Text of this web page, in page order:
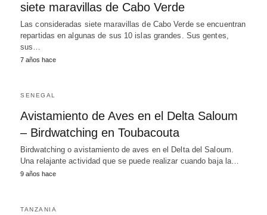
siete maravillas de Cabo Verde
Las consideradas siete maravillas de Cabo Verde se encuentran
repartidas en algunas de sus 10 islas grandes. Sus gentes,
sus…
7 años hace
SENEGAL
Avistamiento de Aves en el Delta Saloum
– Birdwatching en Toubacouta
Birdwatching o avistamiento de aves en el Delta del Saloum.
Una relajante actividad que se puede realizar cuando baja la…
9 años hace
TANZANIA